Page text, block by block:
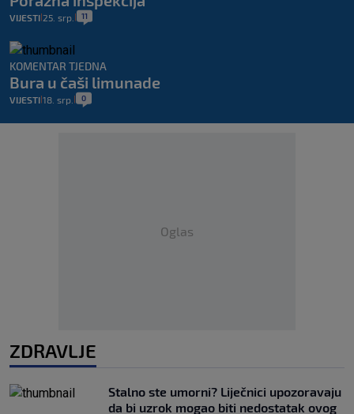
VIJESTI 25. srp. 11
KOMENTAR TJEDNA
Bura u čaši limunade
VIJESTI 18. srp. 0
Oglas
ZDRAVLJE
Stalno ste umorni? Liječnici upozoravaju
da bi uzrok mogao biti nedostatak ovog